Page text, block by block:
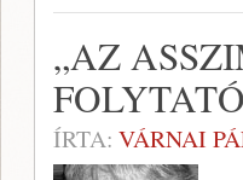
„AZ
ÍRTA: VÁRNAI